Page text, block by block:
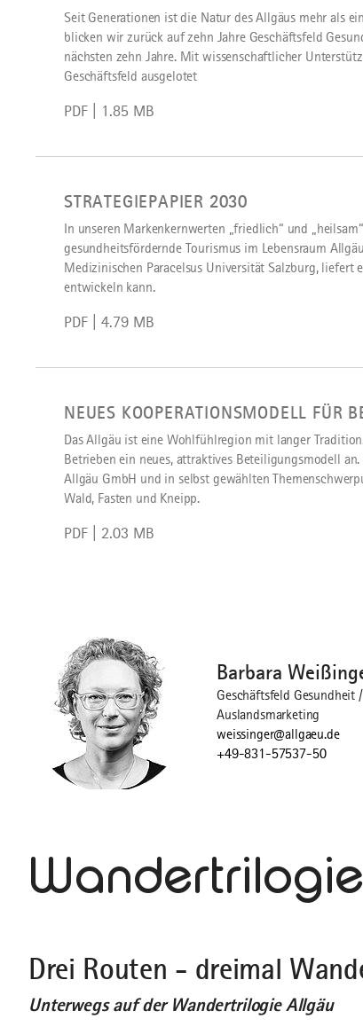
Seit Generationen ist die Natur des Allgäus mehr als
blicken wir zurück auf zehn Jahre Geschäftsfeld
nächsten zehn Jahre. Mit wissenschaftlicher
Geschäftsfeld ausgelotet
PDF | 1.85 MB
STRATEGIEPAPIER 2030
In unseren Markenkernwerten „friedlich“ und
gesundheitsfördernde Tourismus im Lebensraum
Medizinischen Paracelsus Universität Salzburg, liefert
entwickeln kann.
PDF | 4.79 MB
NEUES KOOPERATIONSMODELL FÜR
Das Allgäu ist eine Wohlfühlregion mit langer
Betrieben ein neues, attraktives Beteiligungsmodell
Allgäu GmbH und in selbst gewählten
Wald, Fasten und Kneipp.
PDF | 2.03 MB
Barbara
Geschäftsfeld Gesundheit
Auslandsmarketing
weissinger@allgaeu.de
+49-831-57537-50
Drei Routen - dreimal
Unterwegs auf der Wandertrilogie Allgäu